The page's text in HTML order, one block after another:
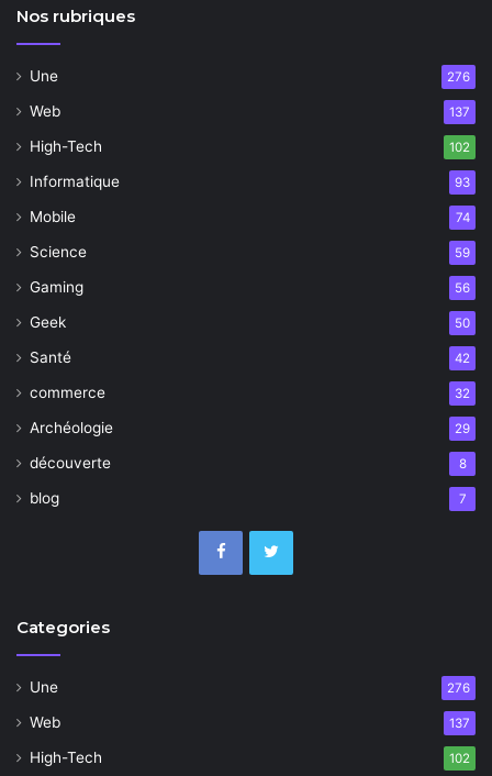
Nos rubriques
Une 276
Web 137
High-Tech 102
Informatique 93
Mobile 74
Science 59
Gaming 56
Geek 50
Santé 42
commerce 32
Archéologie 29
découverte 8
blog 7
Categories
Une 276
Web 137
High-Tech 102